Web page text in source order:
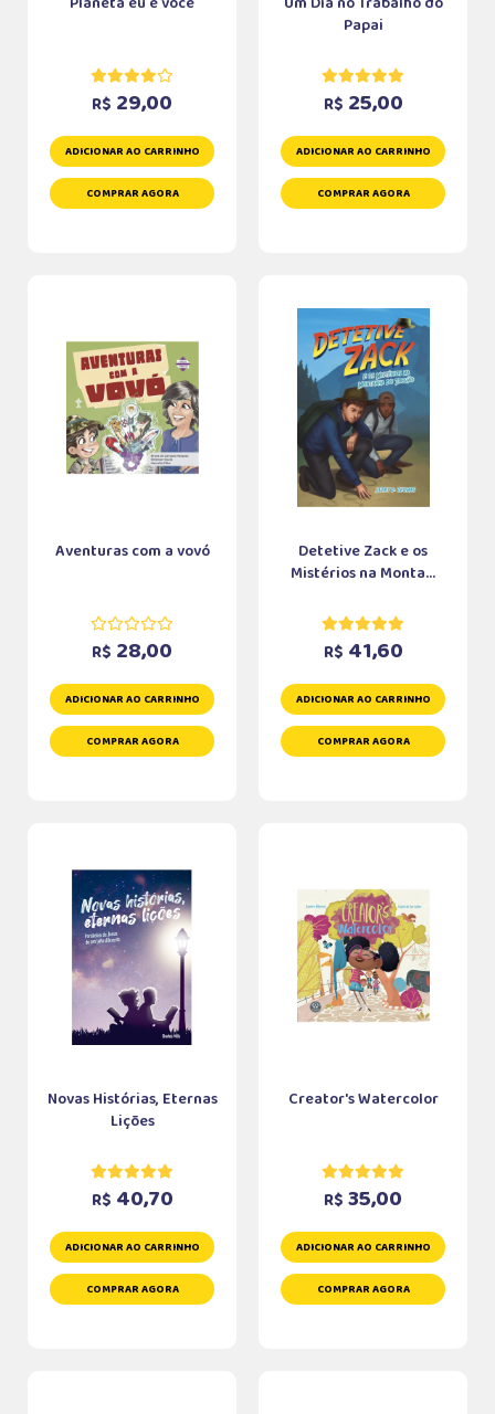
R$ 29,00
ADICIONAR AO CARRINHO
COMPRAR AGORA
Papai
R$ 25,00
ADICIONAR AO CARRINHO
COMPRAR AGORA
Aventuras com a vovó
R$ 28,00
ADICIONAR AO CARRINHO
COMPRAR AGORA
Detetive Zack e os
Mistérios na Monta...
R$ 41,60
ADICIONAR AO CARRINHO
COMPRAR AGORA
Novas Histórias, Eternas
Lições
R$ 40,70
ADICIONAR AO CARRINHO
COMPRAR AGORA
Creator's Watercolor
R$ 35,00
ADICIONAR AO CARRINHO
COMPRAR AGORA